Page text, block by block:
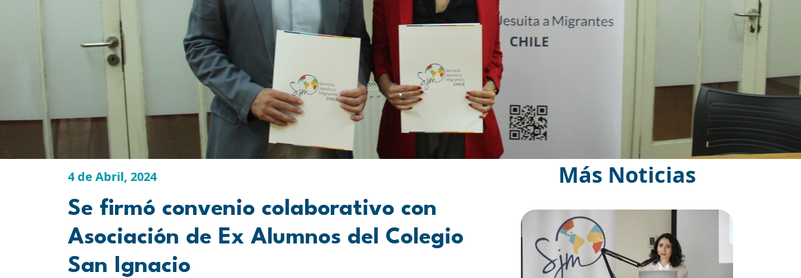
4 de Abril, 2024
Se firmó convenio colaborativo con
Asociación de Ex Alumnos del Colegio
San Ignacio
Más Noticias